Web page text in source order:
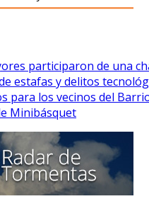
participaron de una
estafas y delitos
para los vecinos del
Minibásquet